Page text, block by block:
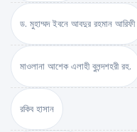
ড. মুহাম্মদ ইবনে আবদুর রহমান আরিফী
মাওলানা আশেক এলাহী বুলন্দশহরী রহ.
রকিব হাসান